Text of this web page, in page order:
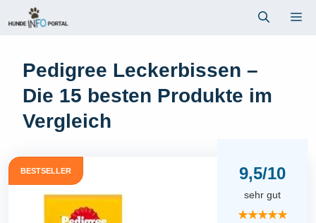
Inhalt
Pedigree Leckerbissen –
Die 15 besten Produkte im
Vergleich
BESTSELLER 9,5/10
sehr gut
★★★★★